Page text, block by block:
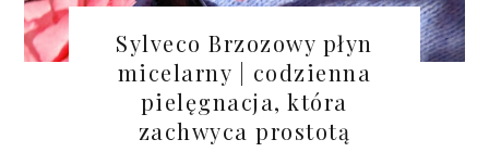
Sylveco Brzozowy płyn
micelarny | codzienna
pielęgnacja, która
zachwyca prostotą